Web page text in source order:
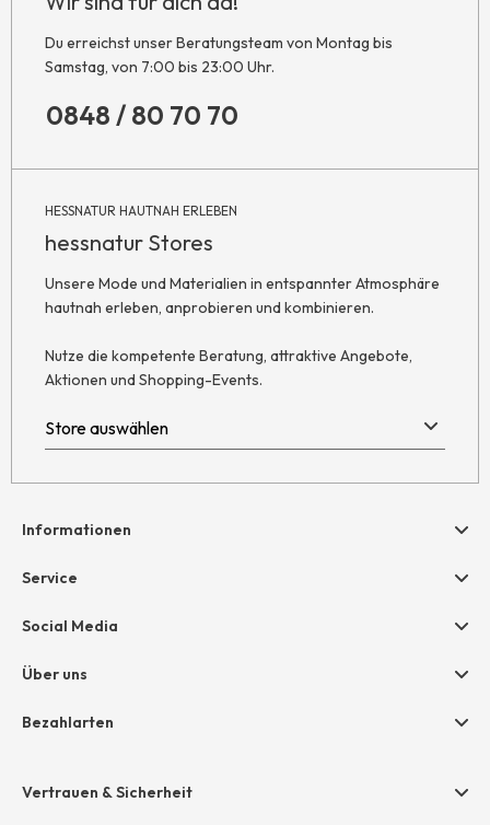
Du erreichst unser Beratungsteam von Montag bis
Samstag, von 7:00 bis 23:00 Uhr.
0848 / 80 70 70
HESSNATUR HAUTNAH ERLEBEN
hessnatur Stores
Unsere Mode und Materialien in entspannter Atmosphäre
hautnah erleben, anprobieren und kombinieren.
Nutze die kompetente Beratung, attraktive Angebote,
Aktionen und Shopping-Events.
Informationen
Hilfe & Kontakt
AGB
Widerruf
Impressum
Service
Geschenkgutscheine
Größentabelle
Social Media
Über uns
Unternehmen
Bezahlarten
Amazon Pay
Vertrauen & Sicherheit